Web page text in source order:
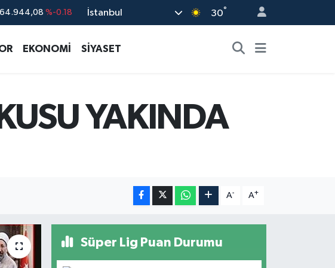
64.944,08 %-0.18
13.779 %-14
İstanbul 30°
EKONOMİ SİYASET
YAKINDA
A- A+
Süper Lig Puan Durumu